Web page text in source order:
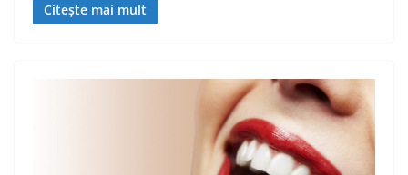
Citește mai mult